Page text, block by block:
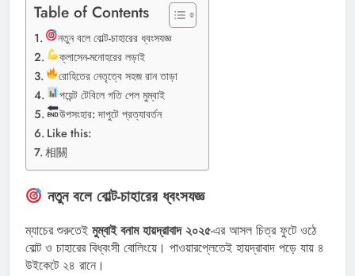
Table of Contents
নতুন বলে বোল্ট-চাহারের ধ্বংসযজ্ঞ
ক্লাসেন-মনোহরের লড়াই
রোহিতের নেতৃত্বে সহজ রান তাড়া
পয়েন্ট টেবিলে গতি পেল মুম্বাই
উপসংহার: দাপুটে প্রত্যাবর্তন
Like this:
相關
নতুন বলে বোল্ট-চাহারের ধ্বংসযজ্ঞ
ম্যাচের শুরুতেই মুম্বাই বনাম হায়দ্রাবাদ ২০২৫-এর আসল চিত্র ফুটে ওঠে
বোল্ট ও চাহারের বিধ্বংসী বোলিংয়ে। পাওয়ারপ্লেতেই হায়দ্রাবাদ পড়ে যায় ৪
উইকেটে ২৪ রানে।